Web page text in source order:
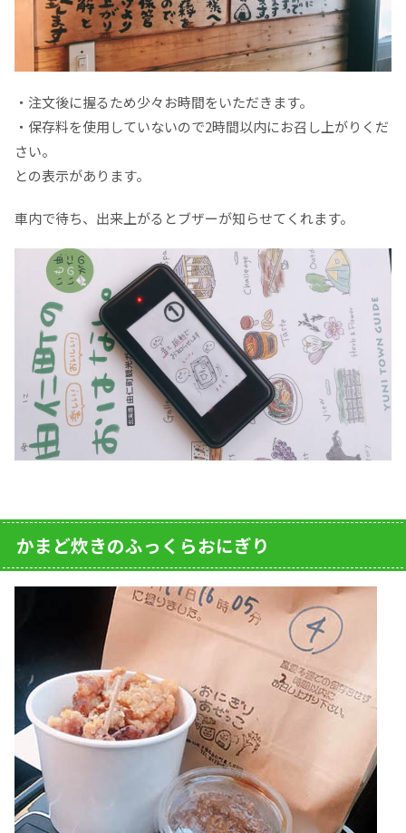
・注文後に握るため少々お時間をいただきます。
・保存料を使用していないので2時間以内にお召し上がりくだ
さい。
との表示があります。
車内で待ち、出来上がるとブザーが知らせてくれます。
かまど炊きのふっくらおにぎり